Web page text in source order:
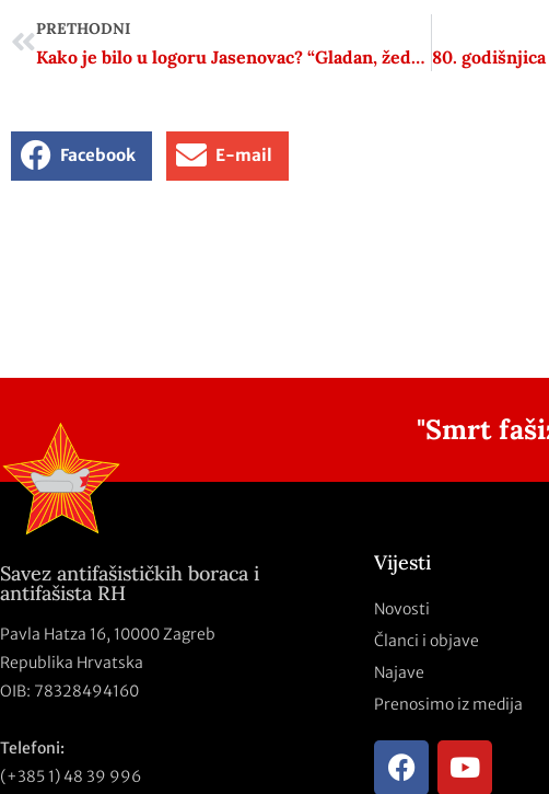
PRETHODNI
Kako je bilo u logoru Jasenovac? “Gladan, žedan, od ustaša sam tražio vode… Gledao sam kad su mi umrle dvije sestre”
Facebook E-mail
"Smrt
Savez antifašističkih boraca i
antifašista RH
Pavla Hatza 16, 10000 Zagreb
Republika Hrvatska
OIB: 78328494160
Telefoni:
(+385 1) 48 39 996
Vijesti
Novosti
Članci i objave
Najave
Prenosimo iz medija